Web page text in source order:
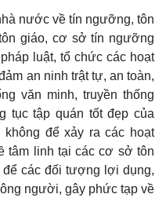
nước về tín ngưỡng, tôn
giáo, cơ sở tín ngưỡng
luật, tổ chức các hoạt
an ninh trật tự, an toàn,
văn minh, truyền thống
tục tập quán tốt đẹp của
để xảy ra các hoạt
tâm linh tại các cơ sở tôn
các đối tượng lợi dụng,
người, gây phức tạp về